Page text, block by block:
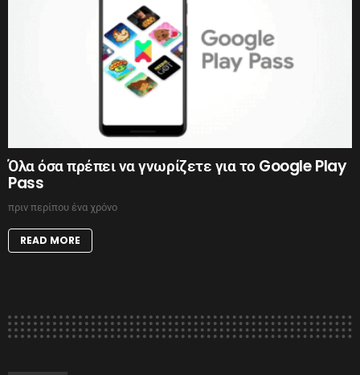
Όλα όσα πρέπει να γνωρίζετε για το Google Play
Pass
πριν περίπου ένα χρόνο
READ MORE